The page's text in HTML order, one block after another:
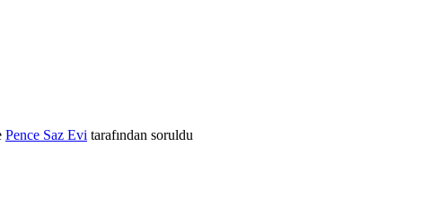
Pence Saz Evi tarafından soruldu